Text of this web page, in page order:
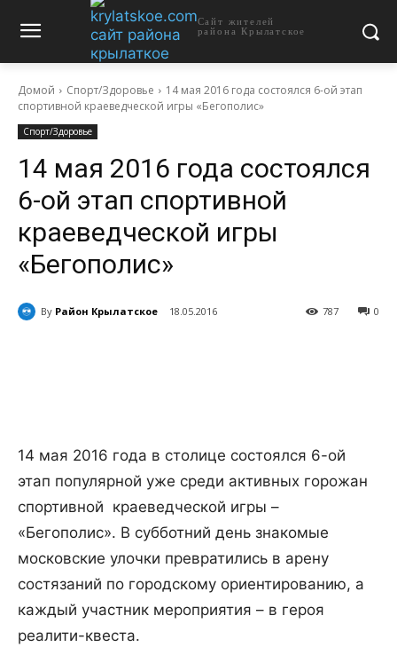
Сайт жителей
района Крылатское
Домой Спорт/Здоровье
14 мая 2016 года состоялся 6-ой этап
спортивной краеведческой игры «Бегополис»
Спорт/Здоровье
14 мая 2016 года состоялся
6-ой этап спортивной
краеведческой игры
«Бегополис»
By Район Крылатское 18.05.2016 0
787
14 мая 2016 года в столице состоялся 6-ой
этап популярной уже среди активных горожан
спортивной краеведческой игры –
«Бегополис». В субботний день знакомые
московские улочки превратились в арену
состязаний по городскому ориентированию, а
каждый участник мероприятия – в героя
реалити-квеста.